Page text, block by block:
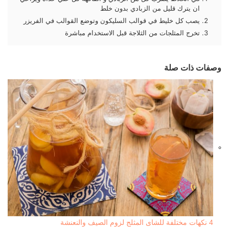
ان يترك قليل من الزبادي بدون خلط
يصب كل خليط في قوالب السليكون وتوضع القوالب في الفريزر
تخرج المثلجات من الثلاجة قبل الاستخدام مباشرة
وصفات ذات صلة
4 نكهات مختلفة للشاى المثلج لزوم الصيف والنعنشة